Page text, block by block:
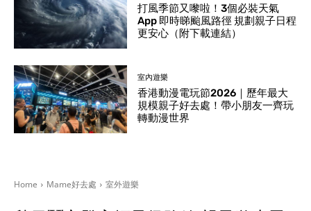
打風季節又嚟啦！3個必裝天氣
App 即時睇颱風路徑 規劃親子日程
更安心（附下載連結）
室內遊樂
香港動漫電玩節2026｜歷年最大
規模親子好去處！帶小朋友一齊玩
轉動漫世界